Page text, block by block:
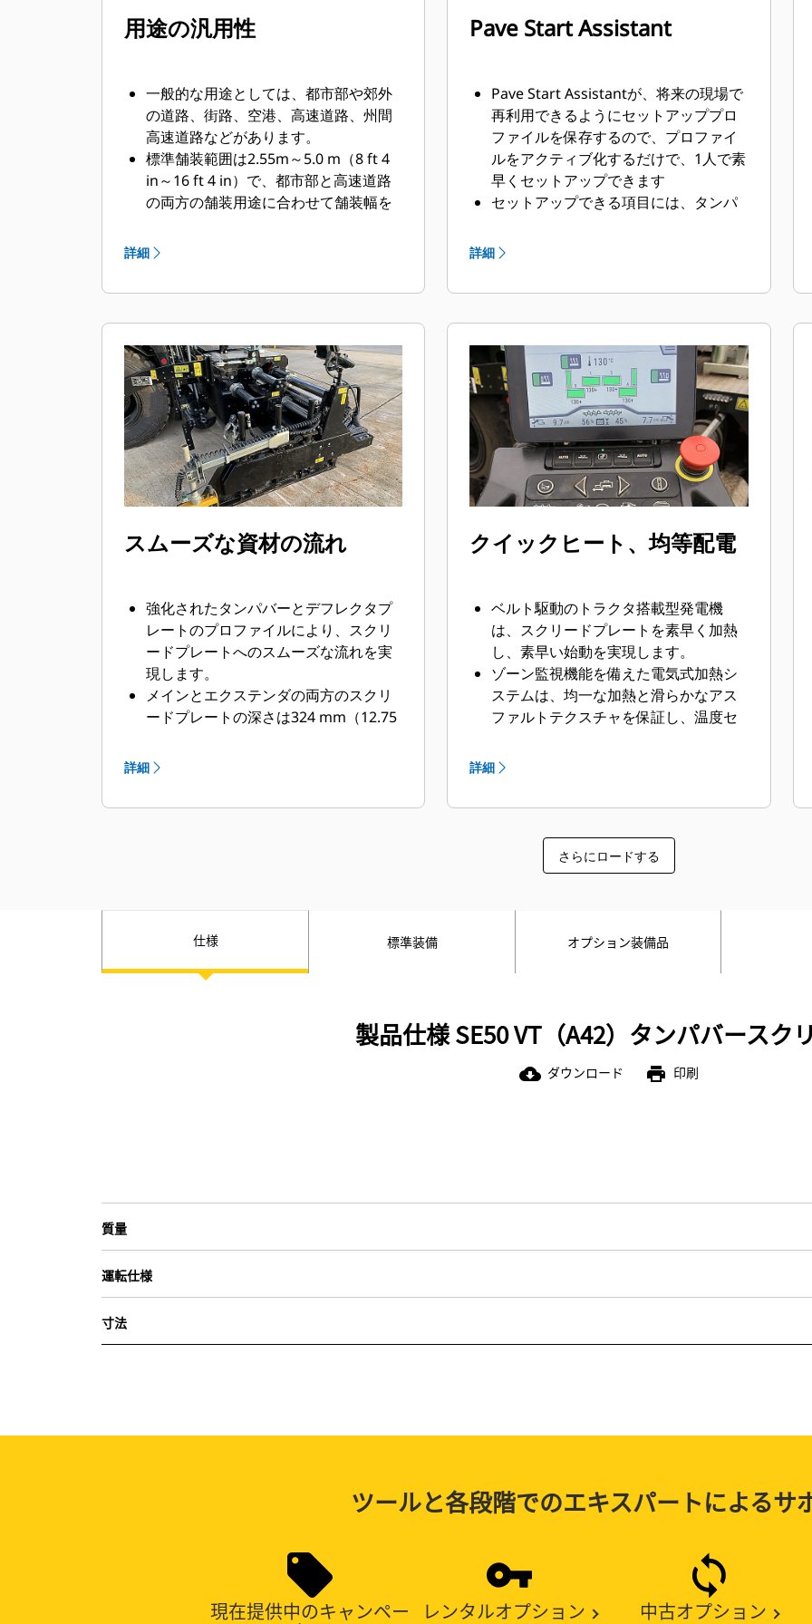
用途の汎用性
一般的な用途としては、都市部や郊外
の道路、街路、空港、高速道路、州間
高速道路などがあります。
標準舗装範囲は2.55m～5.0 m（8 ft 4
in～16 ft 4 in）で、都市部と高速道路
の両方の舗装用途に合わせて舗装幅を
す。
大舗装幅7.64 m（25 in）まで対応可能
詳細
Pave Start Assistant
Pave Start Assistantが、将来の現場で
再利用できるようにセットアッププロ
ファイルを保存するので、プロファイ
ルをアクティブ化するだけで、1人で素
早くセットアップできます
セットアップできる項目には、タンパ
度、舗装速度、舗装幅、舗装深さ、ク
プション）、スクリードアシスト、ス
ディスプレイにあり、右側のスクリー
ドディスプレイとトラクタディスプレ
イからも表示できます。
詳細
スムーズな資材の流れ
強化されたタンパバーとデフレクタプ
レートのプロファイルにより、スクリ
ードプレートへのスムーズな流れを実
現します。
メインとエクステンダの両方のスクリ
ードプレートの深さは324 mm（12.75
チャを実現します
より、資材の付着を防ぎ、鋭利なエッ
詳細
クイックヒート、均等配電
ベルト駆動のトラクタ搭載型発電機
は、スクリードプレートを素早く加熱
し、素早い始動を実現します。
ゾーン監視機能を備えた電気式加熱シ
ステムは、均一な加熱と滑らかなアス
ファルトテクスチャを保証し、温度セ
きます。
詳細
さらにロードする
仕様 標準装備 オプション装備品
製品仕様 SE50 VT（A42）タンパバースク
cloud_download ダウンロード print 印刷
質量
運転仕様
寸法
ツールと各段階でのエキスパートによるサ
現在提供中のキャンペー レンタルオプション 中古オプション